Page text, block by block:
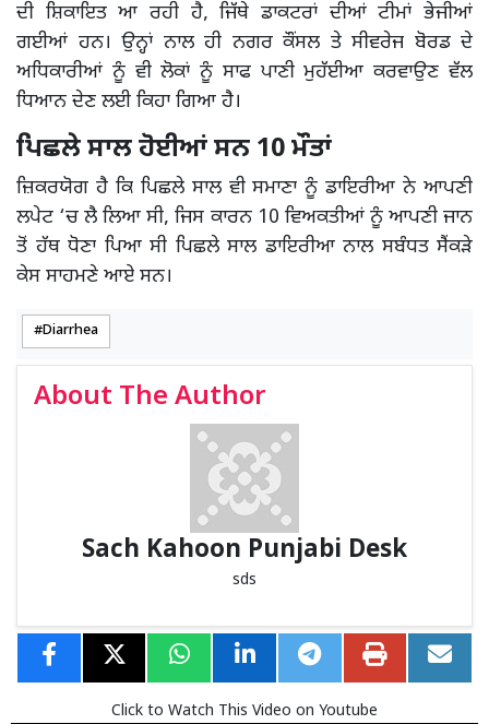
ਦੀ ਸ਼ਿਕਾਇਤ ਆ ਰਹੀ ਹੈ, ਜਿੱਥੇ ਡਾਕਟਰਾਂ ਦੀਆਂ ਟੀਮਾਂ ਭੇਜੀਆਂ
ਗਈਆਂ ਹਨ। ਉਨ੍ਹਾਂ ਨਾਲ ਹੀ ਨਗਰ ਕੌਂਸਲ ਤੇ ਸੀਵਰੇਜ ਬੋਰਡ ਦੇ
ਅਧਿਕਾਰੀਆਂ ਨੂੰ ਵੀ ਲੋਕਾਂ ਨੂੰ ਸਾਫ ਪਾਣੀ ਮੁਹੱਈਆ ਕਰਵਾਉਣ ਵੱਲ
ਧਿਆਨ ਦੇਣ ਲਈ ਕਿਹਾ ਗਿਆ ਹੈ।
ਪਿਛਲੇ ਸਾਲ ਹੋਈਆਂ ਸਨ 10 ਮੌਤਾਂ
ਜ਼ਿਕਰਯੋਗ ਹੈ ਕਿ ਪਿਛਲੇ ਸਾਲ ਵੀ ਸਮਾਣਾ ਨੂੰ ਡਾਇਰੀਆ ਨੇ ਆਪਣੀ
ਲਪੇਟ ‘ਚ ਲੈ ਲਿਆ ਸੀ, ਜਿਸ ਕਾਰਨ 10 ਵਿਅਕਤੀਆਂ ਨੂੰ ਆਪਣੀ ਜਾਨ
ਤੋਂ ਹੱਥ ਧੋਣਾ ਪਿਆ ਸੀ ਪਿਛਲੇ ਸਾਲ ਡਾਇਰੀਆ ਨਾਲ ਸਬੰਧਤ ਸੈਂਕੜੇ
ਕੇਸ ਸਾਹਮਣੇ ਆਏ ਸਨ।
Diarrhea
About The Author
Sach Kahoon Punjabi Desk
sds
Click to Watch This Video on Youtube